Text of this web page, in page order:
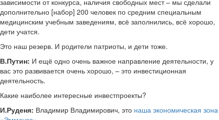
дополнительно [набор] 200 человек по средним специальным
медицинским учебным заведениям, всё заполнились, всё хорошо,
дети учатся.
Это наш резерв. И родители патриоты, и дети тоже.
В.Путин: И ещё одно очень важное направление деятельности, у
вас это развивается очень хорошо, – это инвестиционная
деятельность.
Какие наиболее интересные инвестпроекты?
И.Руденя: Владимир Владимирович, это наша экономическая зона